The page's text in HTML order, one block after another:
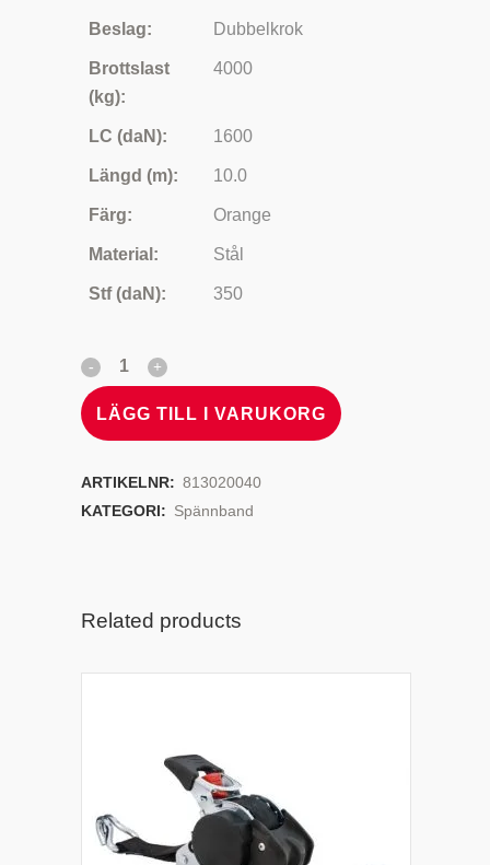
Beslag: Dubbelkrok
Brottslast
(kg):
4000
LC (daN): 1600
Längd (m): 10.0
Färg: Orange
Material: Stål
Stf (daN): 350
LÄGG TILL I VARUKORG
ARTIKELNR: 813020040
KATEGORI: Spännband
Related products